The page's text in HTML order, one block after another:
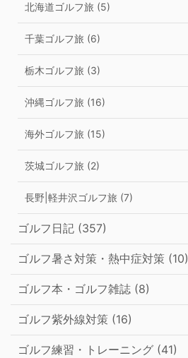
北海道ゴルフ旅 (5)
千葉ゴルフ旅 (6)
栃木ゴルフ旅 (3)
沖縄ゴルフ旅 (16)
海外ゴルフ旅 (15)
茨城ゴルフ旅 (2)
長野|軽井沢ゴルフ旅 (7)
ゴルフ日記 (357)
ゴルフ暑さ対策・熱中症対策 (10)
ゴルフ本・ゴルフ雑誌 (8)
ゴルフ紫外線対策 (16)
ゴルフ練習・トレーニング (41)